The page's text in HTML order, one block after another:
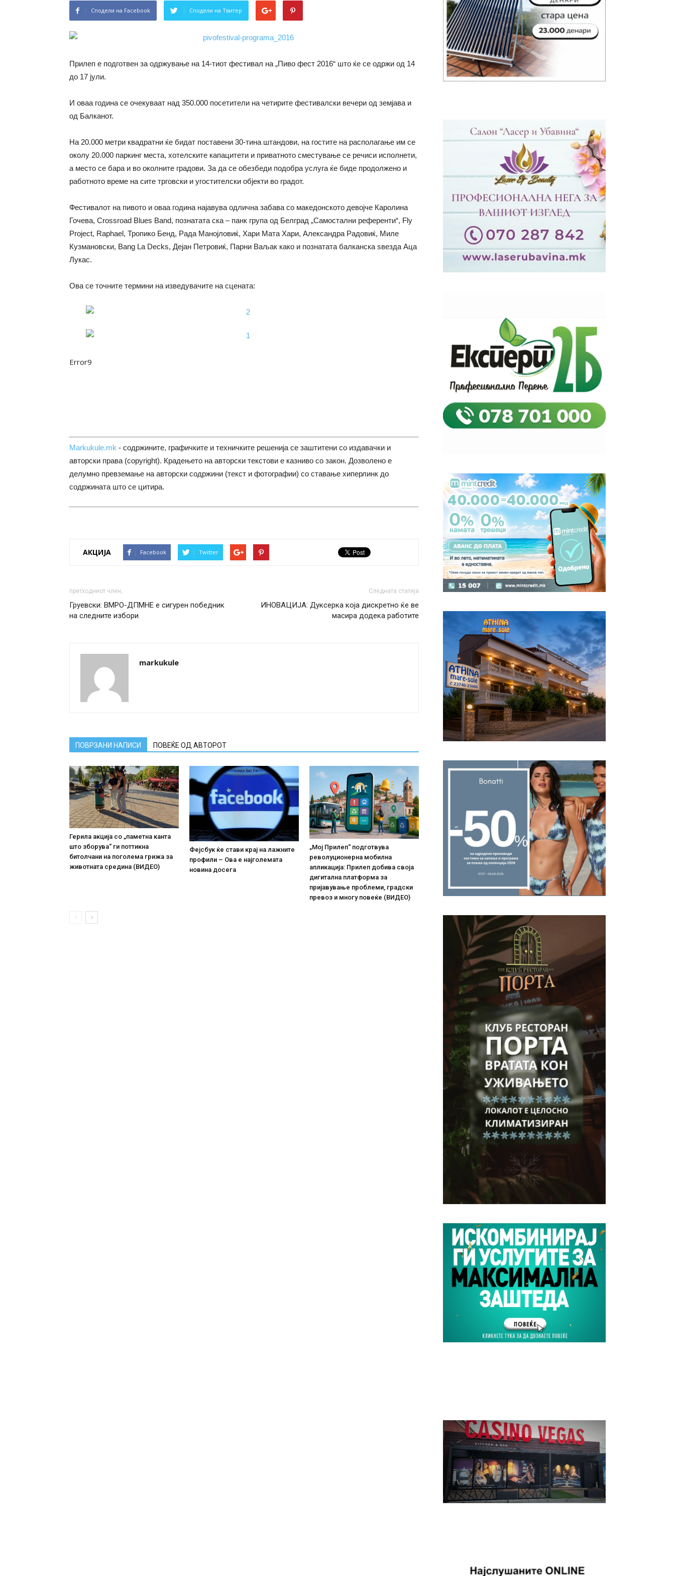
Сподели на Facebook Сподели на Твитер
Прилеп е подготвен за одржување на 14-тиот фестивал на „Пиво фест 2016“ што ќе се одржи од 14
до 17 јули.
И оваа година се очекуваат над 350.000 посетители на четирите фестивалски вечери од земјава и
од Балканот.
На 20.000 метри квадратни ќе бидат поставени 30-тина штандови, на гостите на располагање им се
околу 20.000 паркинг места, хотелските капацитети и приватното сместување се речиси исполнети,
а место се бара и во околните градови. За да се обезбеди подобра услуга ќе биде продолжено и
работното време на сите трговски и угостителски објекти во градот.
Фестивалот на пивото и оваа година најавува одлична забава со македонското девојче Каролина
Гочева, Crossroad Blues Band, познатата ска – панк група од Белград „Самостални референти“, Fly
Project, Raphael, Тропико Бенд, Рада Манојловиќ, Хари Мата Хари, Александра Радовиќ, Миле
Кузмановски, Bang La Decks, Дејан Петровиќ, Парни Ваљак како и познатата балканска ѕвезда Аца
Лукас.
Ова се точните термини на изведувачите на сцената:
Error9
Markukule.mk - содржините, графичките и техничките решенија се заштитени со издавачки и
авторски права (copyright). Крадењето на авторски текстови е казниво со закон. Дозволено е
делумно превземање на авторски содржини (текст и фотографии) со ставање хиперлинк до
содржината што се цитира.
АКЦИЈА Facebook Twitter
претходниот член,
Груевски: ВМРО-ДПМНЕ е сигурен победник
на следните избори
Следната статија
ИНОВАЦИЈА: Дуксерка која дискретно ќе ве
масира додека работите
markukule
ПОВРЗАНИ НАПИСИ ПОВЕЌЕ ОД АВТОРОТ
Герила акција со „паметна канта
што зборува“ ги поттикна
битолчани на поголема грижа за
животната средина (ВИДЕО)
Фејсбук ќе стави крај на лажните
профили – Ова е најголемата
новина досега
„Мој Прилеп“ подготвува
револуционерна мобилна
апликација: Прилеп добива своја
дигитална платформа за
пријавување проблеми, градски
превоз и многу повеќе (ВИДЕО)